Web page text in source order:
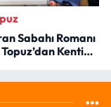
Sabahı Romanı
Kenti